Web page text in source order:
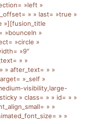
»left »
» » last= »true »
»][fusion_title
»bounceIn »
»circle »
»9″
» »
» after_text= » »
»_self »
visibility,large-
» class= » » id= » »
» »
» »